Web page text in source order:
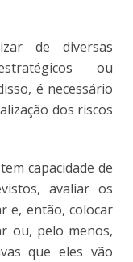
de diversas
ou
é necessário
dos riscos
capacidade de
avaliar os
e, então, colocar
ou, pelo menos,
que eles vão